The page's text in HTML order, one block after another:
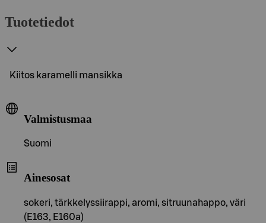
Tuotetiedot
Kiitos karamelli mansikka
Valmistusmaa
Suomi
Ainesosat
sokeri, tärkkelyssiirappi, aromi, sitruunahappo, väri
(E163, E160a)